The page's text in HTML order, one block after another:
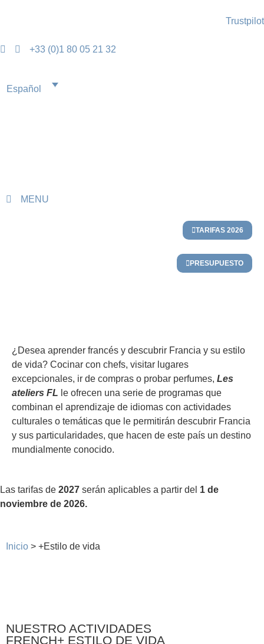
Trustpilot
+33 (0)1 80 05 21 32
Español
MENU
TARIFAS 2026
PRESUPUESTO
¿Desea aprender francés y descubrir Francia y su estilo
de vida? Cocinar con chefs, visitar lugares
excepcionales, ir de compras o probar perfumes, Les
ateliers FL le ofrecen una serie de programas que
combinan el aprendizaje de idiomas con actividades
culturales o temáticas que le permitirán descubrir Francia
y sus particularidades, que hacen de este país un destino
mundialmente conocido.
Las tarifas de 2027 serán aplicables a partir del 1 de
noviembre de 2026.
Inicio > +Estilo de vida
NUESTRO ACTIVIDADES
FRENCH+ ESTILO DE VIDA